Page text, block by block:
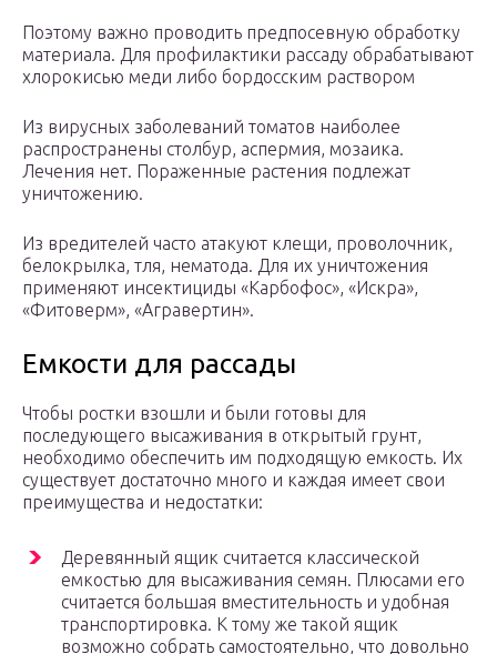
Поэтому важно проводить предпосевную обработку
материала. Для профилактики рассаду обрабатывают
хлорокисью меди либо бордосским раствором
Из вирусных заболеваний томатов наиболее
распространены столбур, аспермия, мозаика.
Лечения нет. Пораженные растения подлежат
уничтожению.
Из вредителей часто атакуют клещи, проволочник,
белокрылка, тля, нематода. Для их уничтожения
применяют инсектициды «Карбофос», «Искра»,
«Фитоверм», «Агравертин».
Емкости для рассады
Чтобы ростки взошли и были готовы для
последующего высаживания в открытый грунт,
необходимо обеспечить им подходящую емкость. Их
существует достаточно много и каждая имеет свои
преимущества и недостатки:
Деревянный ящик считается классической
емкостью для высаживания семян. Плюсами его
считается большая вместительность и удобная
транспортировка. К тому же такой ящик
возможно собрать самостоятельно, что довольно